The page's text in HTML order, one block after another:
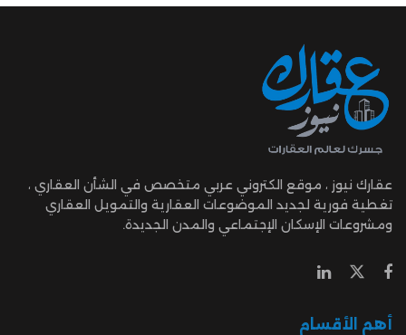
عقارك نيوز ، موقع الكتروني عربي متخصص في الشأن العقاري ،
تغطية فورية لجديد الموضوعات العقارية والتمويل العقاري
ومشروعات الإسكان الإجتماعي والمدن الجديدة.
أهم الأقسام